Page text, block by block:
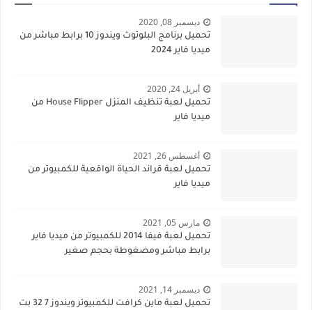
ديسمبر 08, 2020
تحميل برنامج البلوتوث ويندوز 10 برابط مباشر من
ميديا فاير 2024
أبريل 24, 2020
تحميل لعبة تنظيف المنزل House Flipper من
ميديا فاير
أغسطس 26, 2021
تحميل لعبة قراند الحياة الواقعية للكمبيوتر من
ميديا فاير
مارس 05, 2021
تحميل لعبة فيفا 2014 للكمبيوتر من ميديا فاير
برابط مباشر ومضغوطة بحجم صغير
ديسمبر 14, 2021
تحميل لعبة ماين كرافت للكمبيوتر ويندوز 7 32 بت